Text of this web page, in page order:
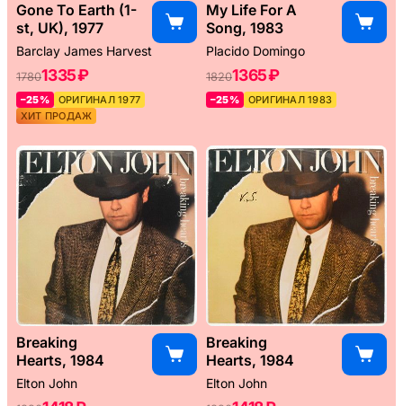
Gone To Earth (1-
st, UK), 1977
Barclay James Harvest
17801335 ₽
–25%
ОРИГИНАЛ 1977
ХИТ ПРОДАЖ
My Life For A
Song, 1983
Placido Domingo
18201365 ₽
–25% ОРИГИНАЛ 1983
Breaking
Hearts, 1984
Elton John
Breaking
Hearts, 1984
Elton John